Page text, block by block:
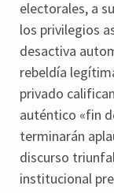
electorales, a
los privilegios
desactiva
rebeldía
privado
auténtico «fin
terminarán
discurso
institucional